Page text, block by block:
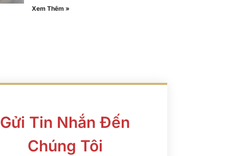
Xem Thêm »
Gửi Tin Nhắn Đến
Chúng Tôi